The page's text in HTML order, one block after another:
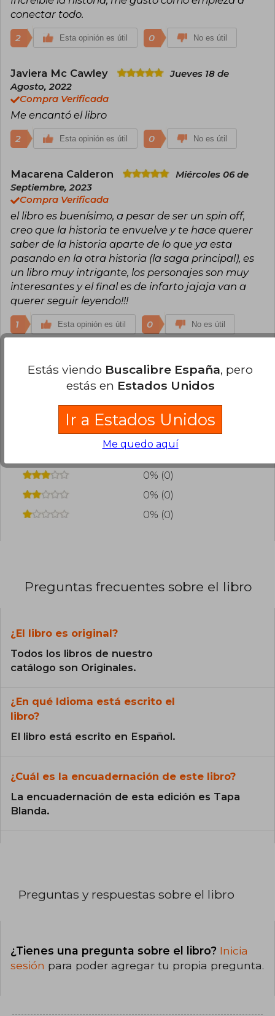
conectar todo.
2 Esta opinión es útil 0 No es útil
Javiera Mc Cawley
Jueves 18 de
Agosto, 2022
Compra Verificada
Me encantó el libro
2 Esta opinión es útil 0 No es útil
Macarena Calderon
Miércoles 06 de
Septiembre, 2023
Compra Verificada
el libro es buenísimo, a pesar de ser un spin off,
creo que la historia te envuelve y te hace querer
saber de la historia aparte de lo que ya esta
pasando en la otra historia (la saga principal), es
un libro muy intrigante, los personajes son muy
interesantes y el final es de infarto jajaja van a
querer seguir leyendo!!!
1 Esta opinión es útil 0 No es útil
Cargar más opiniones del libro
¿Leíste este libro? Inicia sesiónpara poder
agregar tu propia evaluación.
94% (16)
0% (0)
0% (0)
0% (0)
Preguntas frecuentes sobre el libro
¿El libro es original?
Todos los libros de nuestro
catálogo son Originales.
¿En qué Idioma está escrito el
libro?
El libro está escrito en Español.
¿Cuál es la encuadernación de este libro?
La encuadernación de esta edición es Tapa
Blanda.
Preguntas y respuestas sobre el libro
¿Tienes una pregunta sobre el libro? Inicia
sesión para poder agregar tu propia pregunta.
Estás viendo Buscalibre España, pero
estás en Estados Unidos
Ir a Estados Unidos
Me quedo aquí